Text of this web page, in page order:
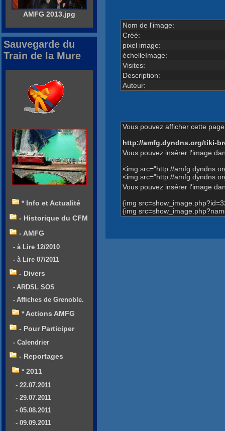
Nom de l'image:
Créé:
pixel image:
échelleImage:
Visites:
Description:
Auteur:
Vous pouvez afficher cette
http://amfg.dyndns.org/tiki-
Vous pouvez insérer l'image
<img src="http://
<img src="http://
Vous pouvez insérer l'image
{img
{img
AMFG 2013.jpg
Sauvegarde du
Train de la Mure
* Info et Actualité
- Historique du CFM
- AMFG
- à Lire 12/2010
- à Lire 07/2011
- Divers
- ARDSL SOS
- Affiches de Grenoble.
* Actions AMFG
- Pour Participer
- Calendrier
- Reportages
* 2011
- 22.07.2011
- 29.07.2011
- 05.08.2011
- 09.09.2011